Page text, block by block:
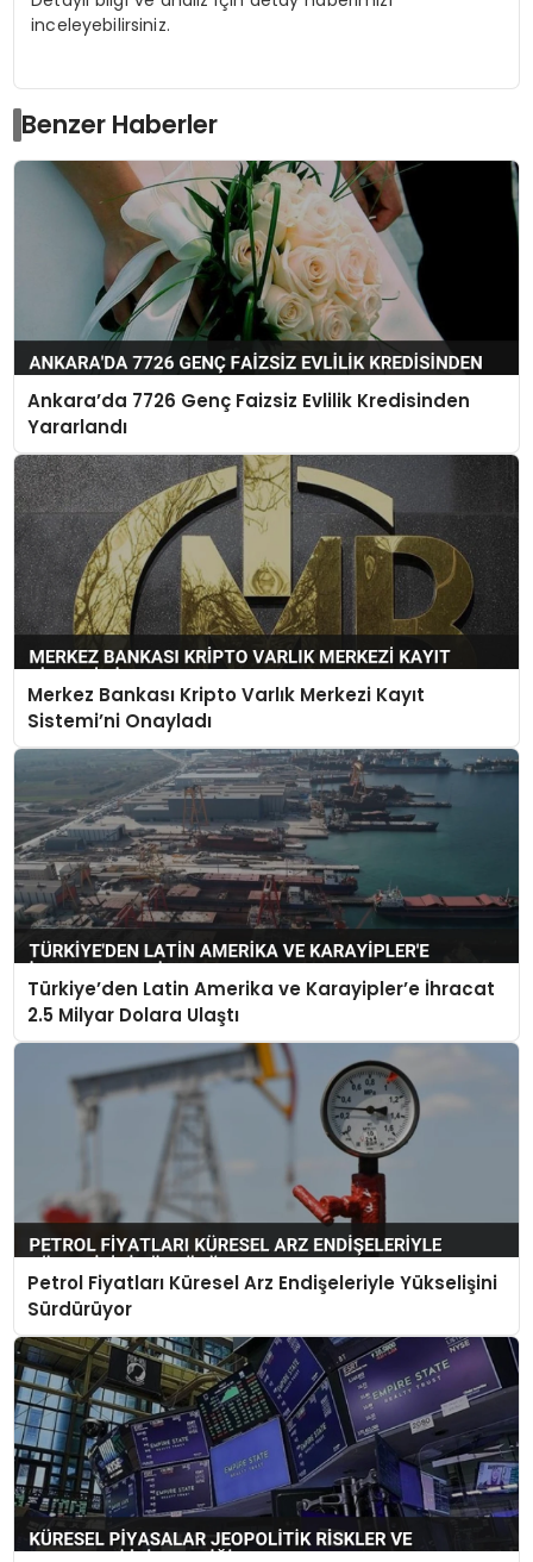
inceleyebilirsiniz.
Benzer Haberler
Ankara’da 7726 Genç Faizsiz Evlilik Kredisinden
Yararlandı
Merkez Bankası Kripto Varlık Merkezi Kayıt
Sistemi’ni Onayladı
Türkiye’den Latin Amerika ve Karayipler’e İhracat
2.5 Milyar Dolara Ulaştı
Petrol Fiyatları Küresel Arz Endişeleriyle Yükselişini
Sürdürüyor